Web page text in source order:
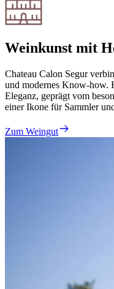
Weinkunst mit
Chateau Calon Segur
und modernes Know-how.
Eleganz, geprägt vom
einer Ikone für Sammler
Zum Weingut